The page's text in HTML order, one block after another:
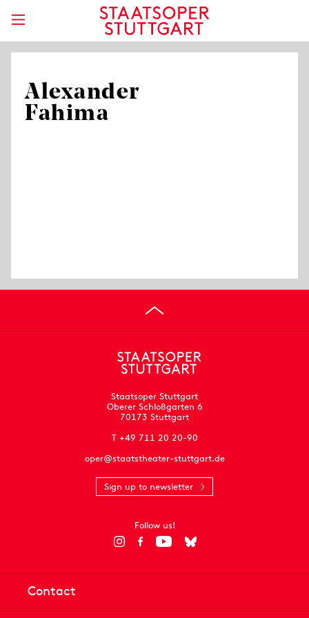
Alexander
Fahima
Staatsoper Stuttgart
Oberer Schloßgarten 6
70173 Stuttgart
T +49 711 20 20-90
oper@staatstheater-stuttgart.de
Sign up to newsletter
Follow us!
Contact